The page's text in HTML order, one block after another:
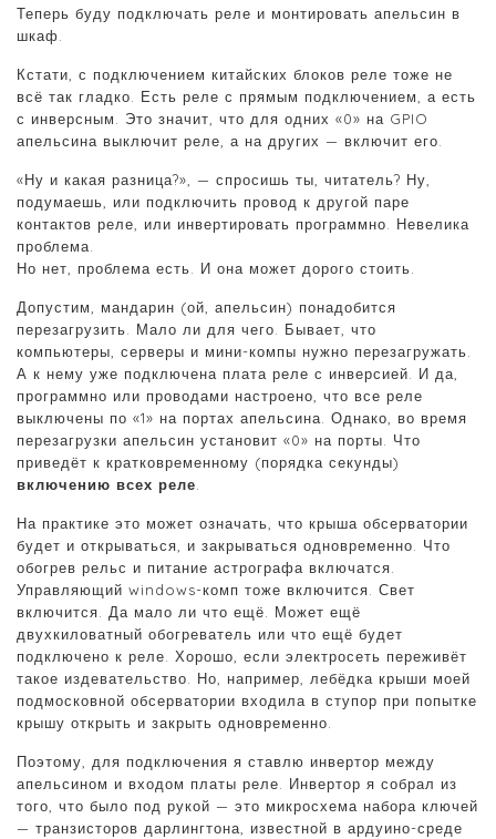
Теперь буду подключать реле и монтировать апельсин в
шкаф.
Кстати, с подключением китайских блоков реле тоже не
всё так гладко. Есть реле с прямым подключением, а есть
с инверсным. Это значит, что для одних «0» на GPIO
апельсина выключит реле, а на других — включит его.
«Ну и какая разница?», — спросишь ты, читатель? Ну,
подумаешь, или подключить провод к другой паре
контактов реле, или инвертировать программно. Невелика
проблема.
Но нет, проблема есть. И она может дорого стоить.
Допустим, мандарин (ой, апельсин) понадобится
перезагрузить. Мало ли для чего. Бывает, что
компьютеры, серверы и мини-компы нужно перезагружать.
А к нему уже подключена плата реле с инверсией. И да,
программно или проводами настроено, что все реле
выключены по «1» на портах апельсина. Однако, во время
перезагрузки апельсин установит «0» на порты. Что
приведёт к кратковременному (порядка секунды)
включению всех реле
На практике это может означать, что крыша обсерватории
будет и открываться, и закрываться одновременно. Что
обогрев рельс и питание астрографа включатся.
Управляющий windows-комп тоже включится. Свет
включится. Да мало ли что ещё. Может ещё
двухкиловатный обогреватель или что ещё будет
подключено к реле. Хорошо, если электросеть переживёт
такое издевательство. Но, например, лебёдка крыши моей
подмосковной обсерватории входила в ступор при попытке
крышу открыть и закрыть одновременно.
Поэтому, для подключения я ставлю инвертор между
апельсином и входом платы реле. Инвертор я собрал из
того, что было под рукой — это микросхема набора ключей
— транзисторов дарлингтона, известной в ардуино-среде